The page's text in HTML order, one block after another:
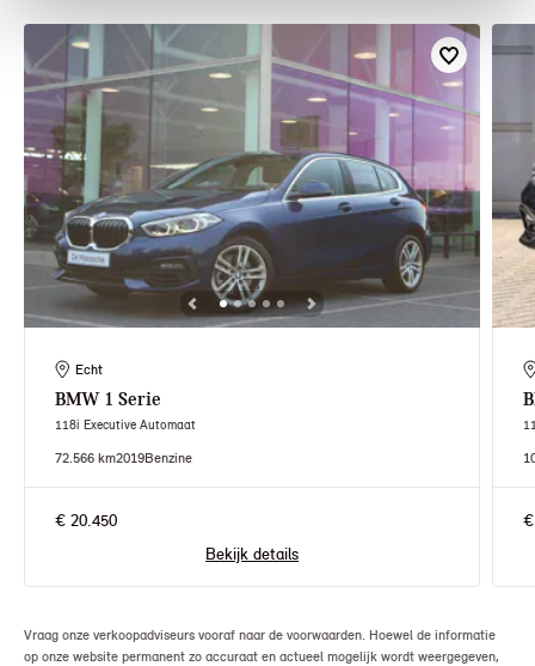
Echt
BMW 1 Serie
118i Executive Automaat
72.566 km2019Benzine
€ 20.450
Bekijk details
Vraag onze verkoopadviseurs vooraf naar de voorwaarden. Hoewel de informatie
op onze website permanent zo accuraat en actueel mogelijk wordt weergegeven,